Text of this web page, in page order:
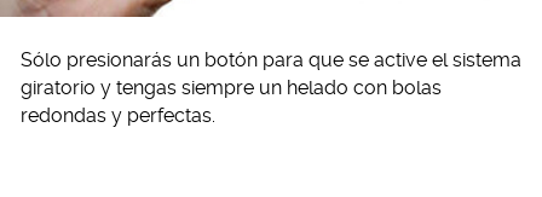
Sólo presionarás un botón para que se active el sistema
giratorio y tengas siempre un helado con bolas
redondas y perfectas.